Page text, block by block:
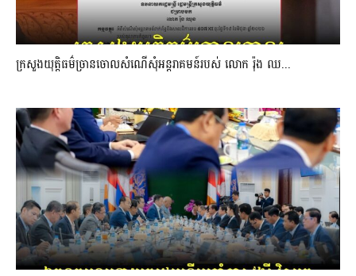
ក្រសួងយុត្តិធម៌ច្រានចោលសំណើសុំអន្តរាគមន៍របស់ លោក រ៉ុង ឈ...